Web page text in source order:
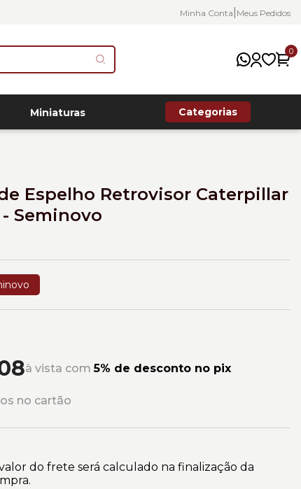
Minha Conta Meus Pedidos
0
Miniaturas Categorias
Espelho Retrovisor Caterpillar
Seminovo
à vista com5% de desconto no pix
no cartão
do frete será calculado na finalização da